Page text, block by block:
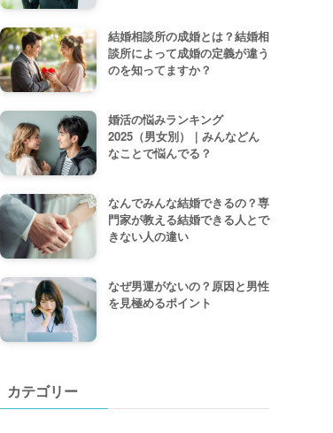
結婚相談所の成婚とは？結婚相
談所によって成婚の定義が違う
のを知ってますか？
婚活の悩みランキング
2025（男女別）｜みんなどん
なことで悩んでる？
なんでみんな結婚できるの？専
門家が教える結婚できる人とで
きない人の違い
なぜ男運がないの？原因と男性
を見極めるポイント
カテゴリー